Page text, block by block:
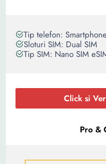
Tip telefon: Smartphone
Sloturi SIM: Dual SIM
Tip SIM: Nano SIM
Click si